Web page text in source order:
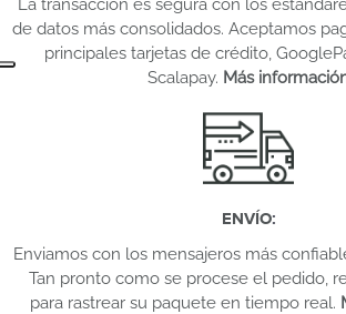
La transacción es segura con los
de datos más consolidados. Aceptamos
principales tarjetas de crédito,
Scalapay. Más
ENVÍO:
Enviamos con los mensajeros más
Tan pronto como se procese el pedido,
para rastrear su paquete en tiempo real.